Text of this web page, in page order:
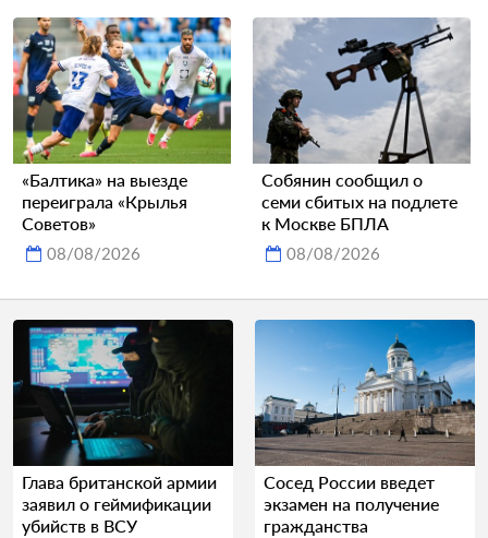
«Балтика» на выезде
переиграла «Крылья
Советов»
08/08/2026
Собянин сообщил о
семи сбитых на подлете
к Москве БПЛА
08/08/2026
Глава британской армии
заявил о геймификации
убийств в ВСУ
Сосед России введет
экзамен на получение
гражданства